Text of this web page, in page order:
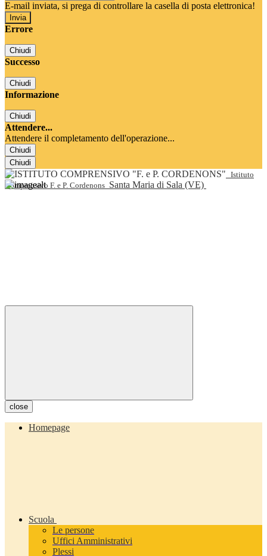
E-mail inviata, si prega di controllare la casella di posta elettronica!
Errore
Chiudi
Successo
Chiudi
Informazione
Chiudi
Attendere...
Attendere il completamento dell'operazione...
Chiudi
Chiudi
Istituto
Comprensivo F. e P. Cordenons Santa Maria di Sala (VE)
close
Homepage
Scuola
Le persone
Uffici Amministrativi
Plessi